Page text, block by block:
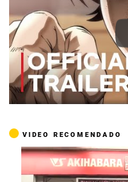
VIDEO RECOMENDADO